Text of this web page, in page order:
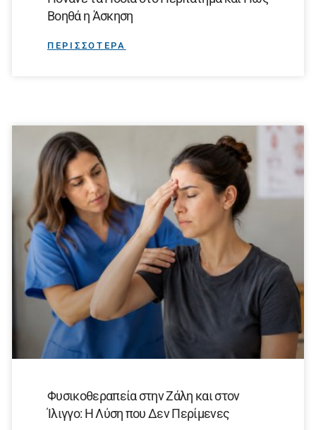
Βοηθά η Άσκηση
ΠΕΡΙΣΣΟΤΕΡΑ
Φυσικοθεραπεία στην Ζάλη και στον
Ίλιγγο: Η Λύση που Δεν Περίμενες